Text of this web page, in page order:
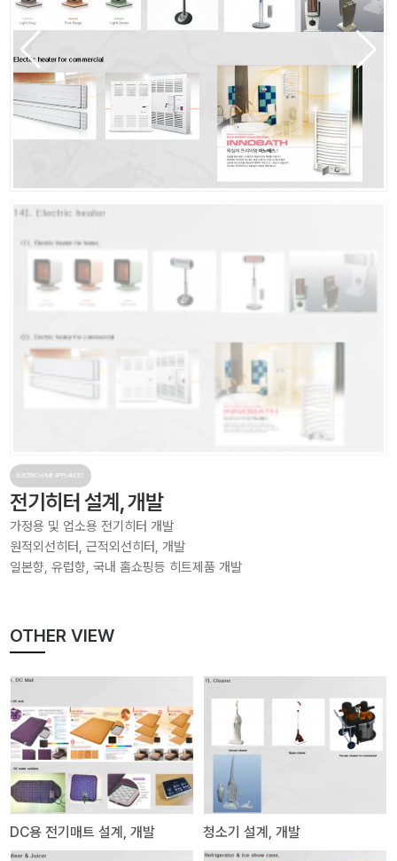
ELECTRIC HOME APPLIANCES
전기히터 설계, 개발
가정용 및 업소용 전기히터 개발
원적외선히터, 근적외선히터, 개발
일본향, 유럽향, 국내 홈쇼핑등 히트제품 개발
OTHER VIEW
DC용 전기매트 설계, 개발 청소기 설계, 개발